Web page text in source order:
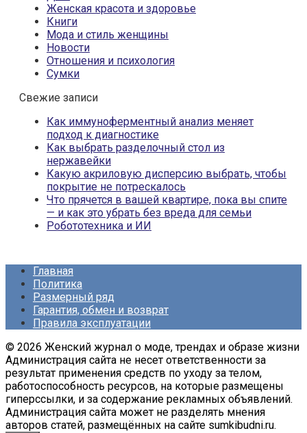
Женская красота и здоровье
Книги
Мода и стиль женщины
Новости
Отношения и психология
Сумки
Свежие записи
Как иммуноферментный анализ меняет
подход к диагностике
Как выбрать разделочный стол из
нержавейки
Какую акриловую дисперсию выбрать, чтобы
покрытие не потрескалось
Что прячется в вашей квартире, пока вы спите
— и как это убрать без вреда для семьи
Робототехника и ИИ
Главная
Политика
Размерный ряд
Гарантия, обмен и возврат
Правила эксплуатации
© 2026 Женский журнал о моде, трендах и образе жизни
Администрация сайта не несет ответственности за
результат применения средств по уходу за телом,
работоспособность ресурсов, на которые размещены
гиперссылки, и за содержание рекламных объявлений.
Администрация сайта может не разделять мнения
авторов статей, размещённых на сайте sumkibudni.ru.